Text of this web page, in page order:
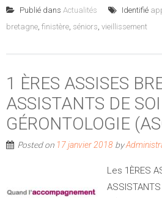
Publié dans Actualités Identifié
bretagne, finistère, séniors, vieillissement
1 ÈRES ASSISES
ASSISTANTS DE
GÉRONTOLOGIE
Posted on 17 janvier 2018 by
Les 1ÈRES
ASSISTANTS